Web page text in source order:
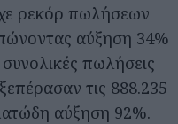
ρεκόρ πωλήσεων
αύξηση 34%
πωλήσεις
τις 888.235
αύξηση 92%.